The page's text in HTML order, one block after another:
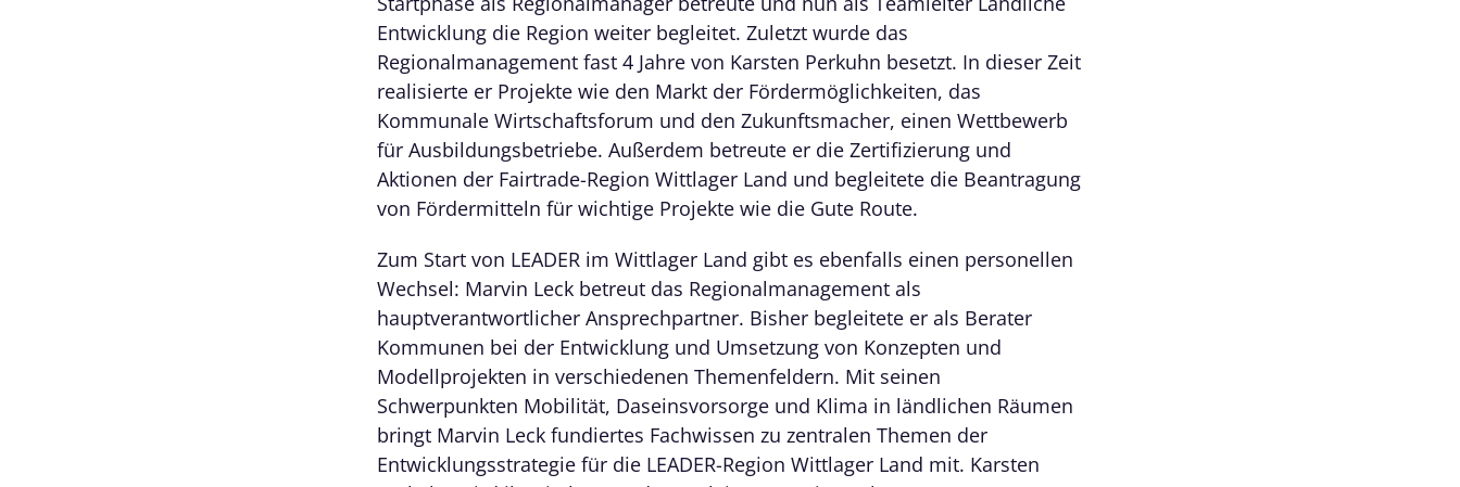
Entwicklung die Region weiter begleitet. Zuletzt wurde das
Regionalmanagement fast 4 Jahre von Karsten Perkuhn besetzt. In dieser Zeit
realisierte er Projekte wie den Markt der Fördermöglichkeiten, das
Kommunale Wirtschaftsforum und den Zukunftsmacher, einen Wettbewerb
für Ausbildungsbetriebe. Außerdem betreute er die Zertifizierung und
Aktionen der Fairtrade-Region Wittlager Land und begleitete die Beantragung
von Fördermitteln für wichtige Projekte wie die Gute Route.
Zum Start von LEADER im Wittlager Land gibt es ebenfalls einen personellen
Wechsel: Marvin Leck betreut das Regionalmanagement als
hauptverantwortlicher Ansprechpartner. Bisher begleitete er als Berater
Kommunen bei der Entwicklung und Umsetzung von Konzepten und
Modellprojekten in verschiedenen Themenfeldern. Mit seinen
Schwerpunkten Mobilität, Daseinsvorsorge und Klima in ländlichen Räumen
bringt Marvin Leck fundiertes Fachwissen zu zentralen Themen der
Entwicklungsstrategie für die LEADER-Region Wittlager Land mit. Karsten